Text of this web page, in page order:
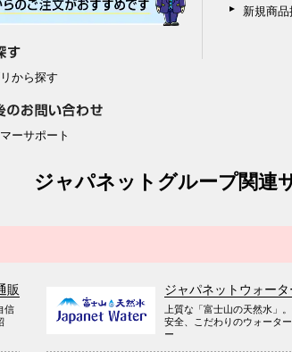
から探す
ーサポート
新規商
ジャパネットグループ関連
販
信
ジャパネットウォータ
上質な「富士山の天然水」。
安全、こだわりのウォータ
ー